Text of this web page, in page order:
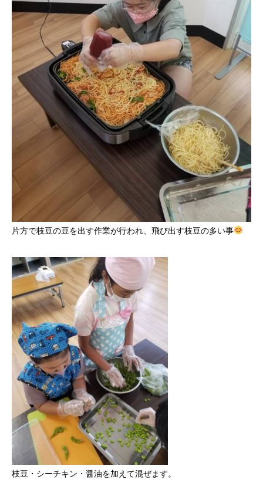
片方で枝豆の豆を出す作業が行われ、飛び出す枝豆の多い事
枝豆・シーチキン・醤油を加えて混ぜます。